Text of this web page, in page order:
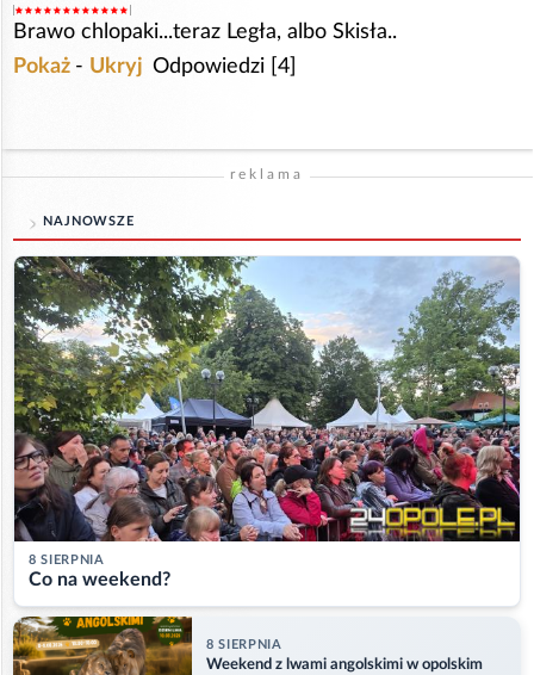
Brawo chlopaki...teraz Legła, albo Skisła..
Pokaż - Ukryj Odpowiedzi [4]
reklama
NAJNOWSZE
8 SIERPNIA
Co na weekend?
8 SIERPNIA
Weekend z lwami angolskimi w opolskim